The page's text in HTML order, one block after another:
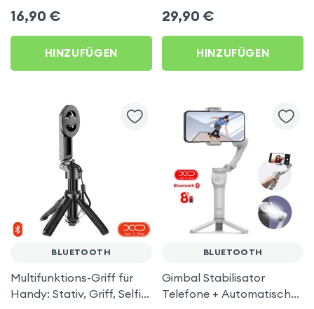
Kabellose Fernbedienung
- Blue Star Schwarz
16,90 €
HINZUFÜGEN
Dual-Halterung Klammer
und MagSafe - Schwarz
29,90 €
HINZUFÜGEN
BLUETOOTH
Multifunktions-Griff für
Handy: Stativ, Griff, Selfie-
BLUETOOTH
Gimbal Stabilisator
Telefone + Automatisches